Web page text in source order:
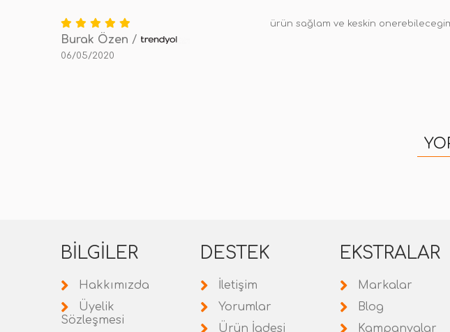
Burak Özen /
06/05/2020
ürün sağlam ve keskin
BILGILER
Hakkımızda
Üyelik
Sözleşmesi
DESTEK
İletişim
Yorumlar
Ürün İadesi
EKSTRALAR
Markalar
Blog
Kampanyalar